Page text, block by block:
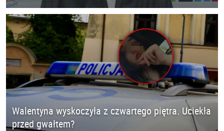
Walentyna wyskoczyła z czwartego piętra. Uciekła
przed gwałtem?